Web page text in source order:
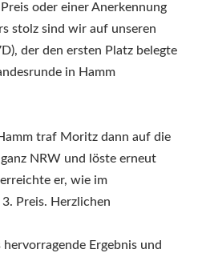
oder einer Anerkennung
stolz sind wir auf unseren
der den ersten Platz belegte
in Hamm
traf Moritz dann auf die
NRW und löste erneut
er, wie im
Preis. Herzlichen
Ergebnis und